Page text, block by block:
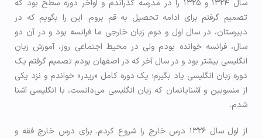
سال ۱۳۲۴ و ۱۳۲۵ را در مدرسه گذراندم و اواخر دوره سطح بود که
تصمیم گرفتم برای ادامه تحصیل به قم بروم. این را بگویم که در
دبیرستان، در سال اول و دوم زبان خارجی ما فرانسه بود و در آن دو
سال، فرانسه خوانده بودم ولی در محیط اجتماعی روز، آموزش زبان
انگلیسی بیشتر بود و در سال آخر که در اصفهان بودم تصمیم گرفتم یک
دوره زبان انگلیسی یاد بگیرم؛ یک دوره کامل «ریدر» خواندم و نزد یکی
از منسوبین و آشنایانمان که زبان انگلیسی می‌دانست، با انگلیسی آشنا
شدم.
از اول سال ۱۳۲۶ درس خارج را شروع کردم. برای درس خارج فقه و